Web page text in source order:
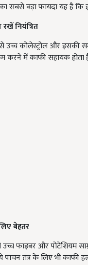
सबसे बड़ा फायदा यह है कि
रखें नियंत्रित
कोलेस्ट्रोल और इसकी
करने में काफी सहायक होता
बेहतर
फाइबर और पोटेशियम
पाचन तंत्र के लिए भी काफी